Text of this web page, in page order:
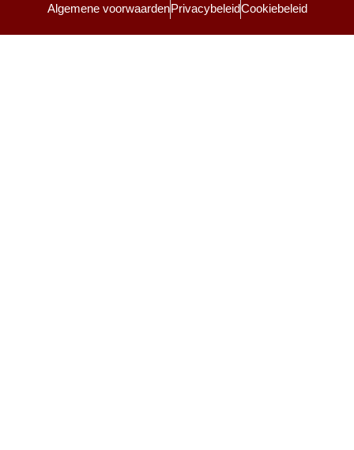
Algemene voorwaardenPrivacybeleidCookiebeleid